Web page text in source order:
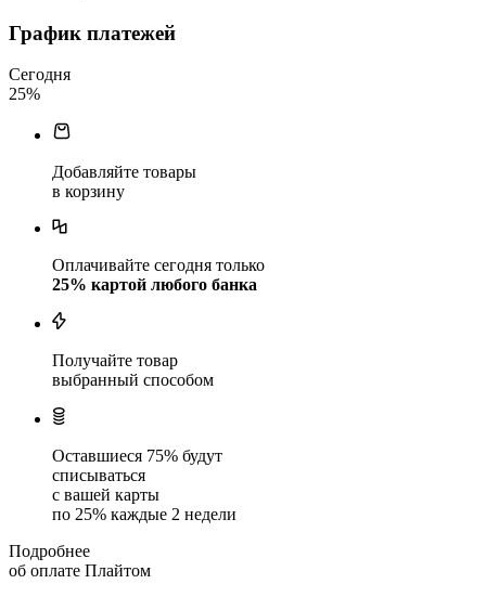
График платежей
Сегодня
25%
Добавляйте товары
в корзину
Оплачивайте сегодня только
25% картой любого банка
Получайте товар
выбранный способом
Оставшиеся 75% будут
списываться
с вашей карты
по 25% каждые 2 недели
Подробнее
об оплате Плайтом